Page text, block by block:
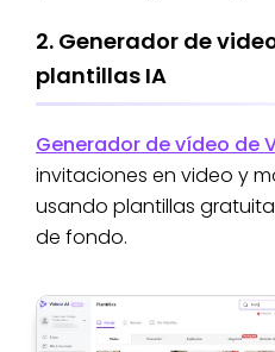
2. Generador de
plantillas IA
Generador de vídeo de
invitaciones en video y
usando plantillas
de fondo.